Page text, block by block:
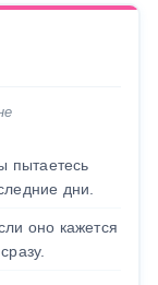
пытаетесь
дни.
оно кажется